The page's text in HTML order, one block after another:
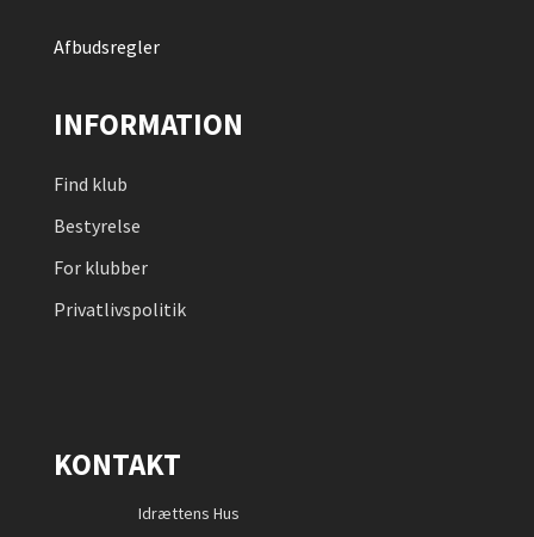
Afbudsregler
INFORMATION
Find klub
Bestyrelse
For klubber
Privatlivspolitik
KONTAKT
Idrættens Hus